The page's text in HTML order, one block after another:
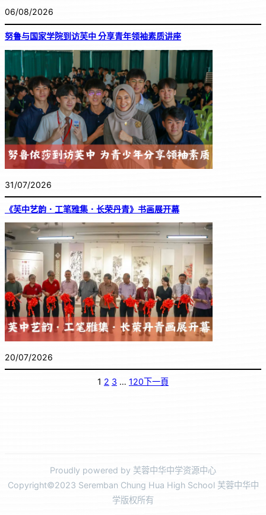
06/08/2026
努鲁与国家学院到访芙中 分享青年领袖素质讲座
31/07/2026
《芙中艺韵．工笔雅集．长荣丹青》书画展开幕
20/07/2026
1 2 3 … 120下一頁
Proudly powered by 芙蓉中华中学资源中心
Copyright©2023 Seremban Chung Hua High School 芙蓉中华中
学版权所有